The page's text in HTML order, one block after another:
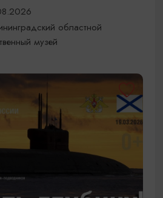
областной
музей